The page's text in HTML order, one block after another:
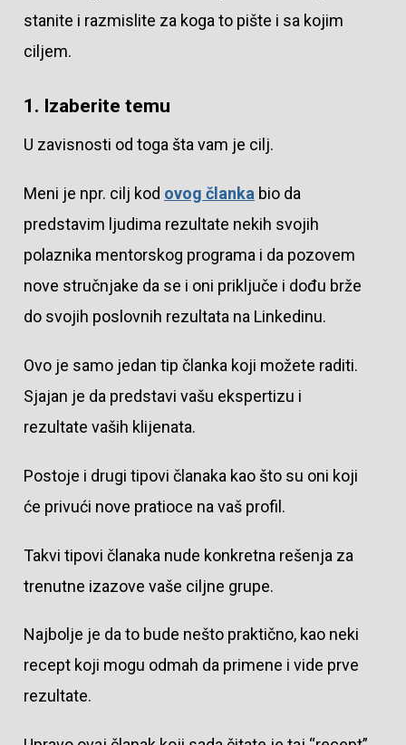
stanite i razmislite za koga to pište i sa kojim
ciljem.
1. Izaberite temu
U zavisnosti od toga šta vam je cilj.
Meni je npr. cilj kod ovog člankabio da
predstavim ljudima rezultate nekih svojih
polaznika mentorskog programa i da pozovem
nove stručnjake da se i oni priključe i dođu brže
do svojih poslovnih rezultata na Linkedinu.
Ovo je samo jedan tip članka koji možete raditi.
Sjajan je da predstavi vašu ekspertizu i
rezultate vaših klijenata.
Postoje i drugi tipovi članaka kao što su oni koji
će privući nove pratioce na vaš profil.
Takvi tipovi članaka nude konkretna rešenja za
trenutne izazove vaše ciljne grupe.
Najbolje je da to bude nešto praktično, kao neki
recept koji mogu odmah da primene i vide prve
rezultate.